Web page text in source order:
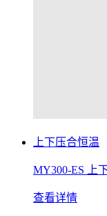
上下压合恒温
MY300-ES 上
查看详情